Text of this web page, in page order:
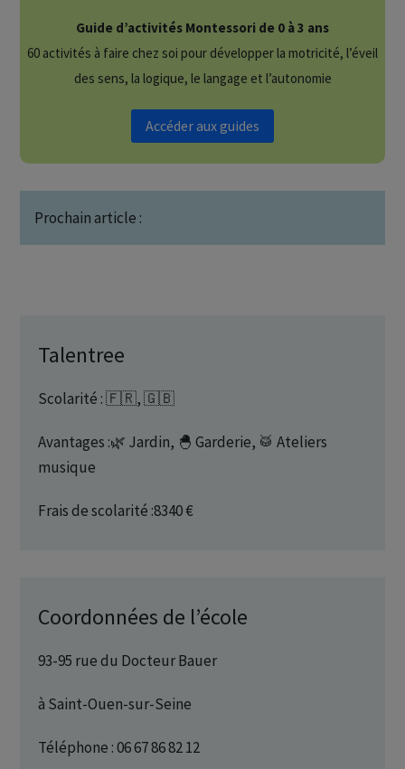
Guide d’activités Montessori de 0 à 3 ans
60 activités à faire chez soi pour développer la motricité, l’éveil
des sens, la logique, le langage et l’autonomie
Accéder aux guides
Prochain article :
Talentree
Scolarité : 🇫🇷, 🇬🇧
Avantages :🌿 Jardin, 🐣 Garderie, 🥁 Ateliers
musique
Frais de scolarité :8340 €
Coordonnées de l’école
93-95 rue du Docteur Bauer
à Saint-Ouen-sur-Seine
Téléphone : 06 67 86 82 12